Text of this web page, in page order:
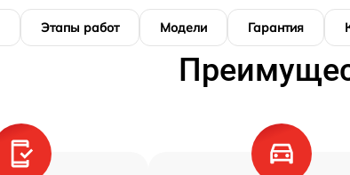
Этапы работ Модели Гарантия